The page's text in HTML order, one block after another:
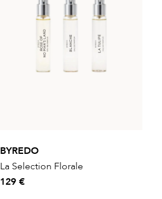
BYREDO
La Selection Florale
129 €